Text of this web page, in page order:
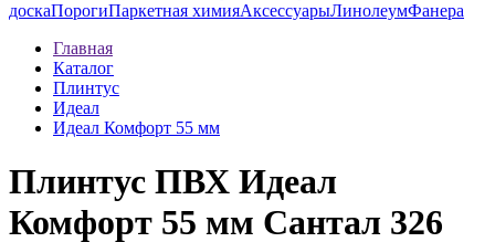
доскаПорогиПаркетная химияАксессуарыЛинолеумФанера
Главная
Каталог
Плинтус
Идеал
Идеал Комфорт 55 мм
Плинтус ПВХ Идеал
Комфорт 55 мм Сантал 326